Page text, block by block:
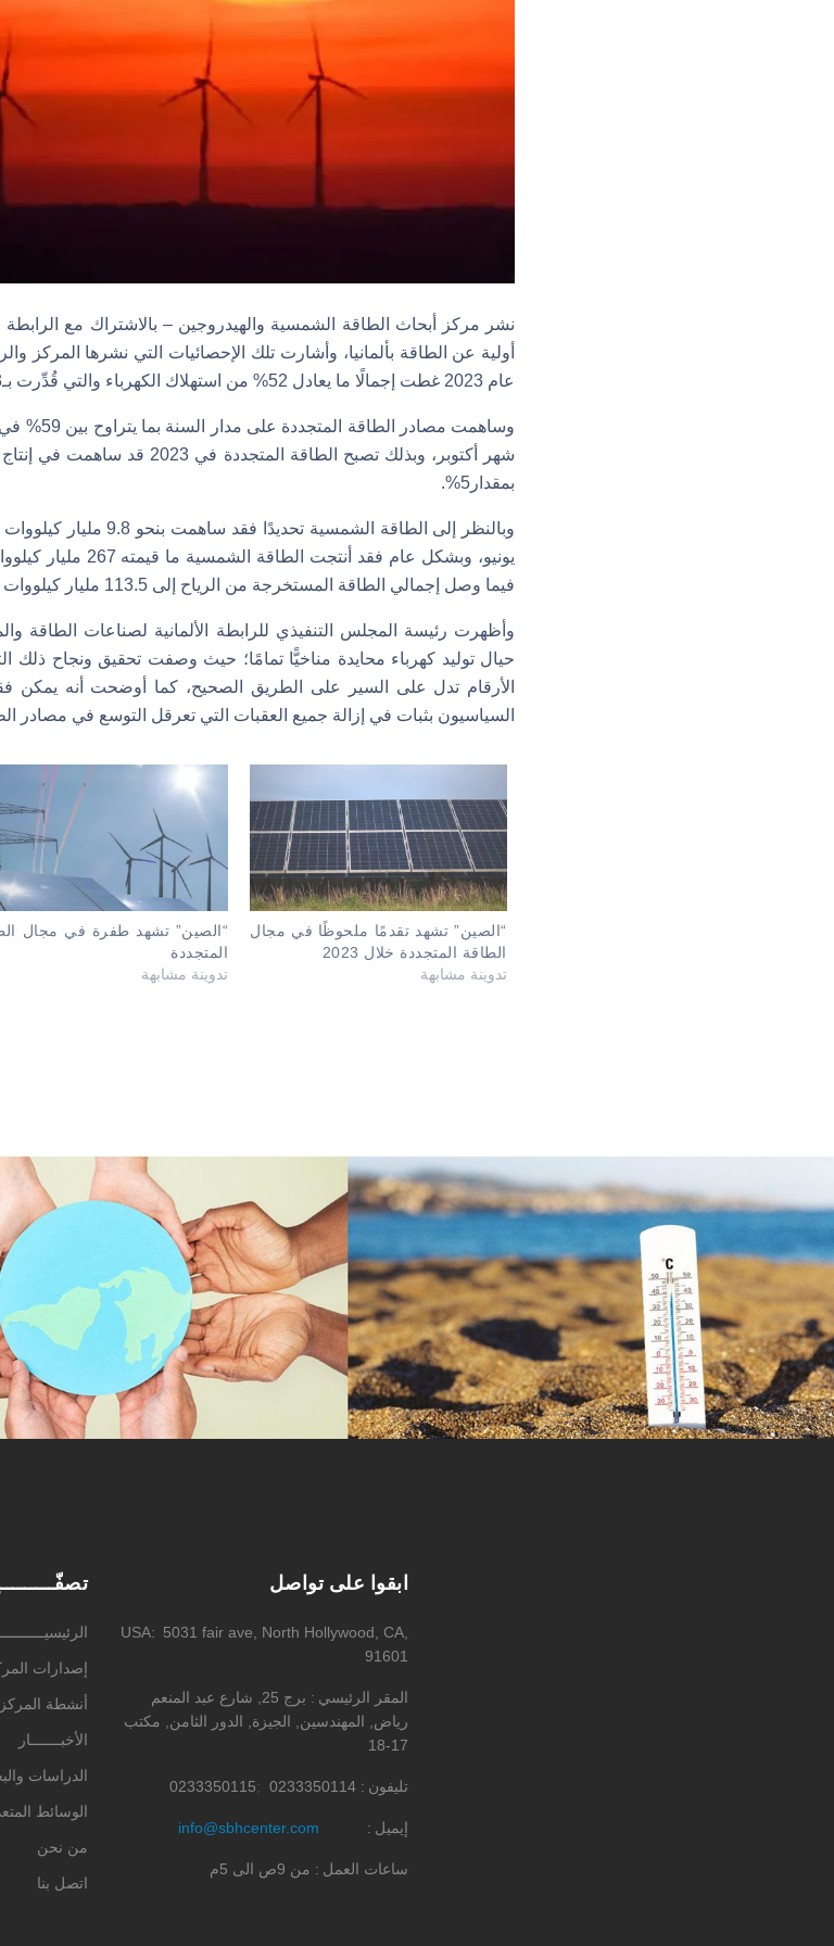
نشر مركز أبحاث الطاقة الشمسية والهيدروجين – بالاشتراك مع الرابطة
أولية عن الطاقة بألمانيا، وأشارت تلك الإحصائيات التي نشرها المركز
عام 2023 غطت إجمالًا ما يعادل 52% من استهلاك الكهرباء والتي قُدِّرت بـ517.3 مليار كيلووات في الساعة.
بمقدار5%.
وبالنظر إلى الطاقة
يونيو، وبشكل عام فقد
فيما وصل إجمالي الطاقة المستخرجة من الرياح إلى 113.5 مليار كيلووات في الساعة.
وأظهرت رئيسة المجلس التنفيذي للرابطة الألمانية لصناعات الطاقة
حيال توليد كهرباء محايدة مناخيًّا تمامًا؛ حيث وصفت تحقيق ونجاح ذلك
السياسيون بثبات في إزالة جميع العقبات التي تعرقل التوسع في مصادر
“الصين” تشهد طفرة في مجال
المتجددة
تدوينة مشابهة
“الصين” تشهد تقدمًا ملحوظًا في مجال
الطاقة المتجددة خلال 2023
تدوينة مشابهة
إصدارات
أنشطة المركز
الأخبـــــــار
الدراسات
الوسائط
من نحن
اتصل بنا
ابقوا على تواصل
USA
5031 fair ave, North Hollywood, CA,
91601
المقر الرئيسي
برج 25, شارع عبد المنعم
رياض, المهندسين, الجيزة, الدور الثامن, مكتب
17-18
تليفون 0233350114
0233350115
إيميل info@sbhcenter.com
ساعات العمل من 9ص الى 5م